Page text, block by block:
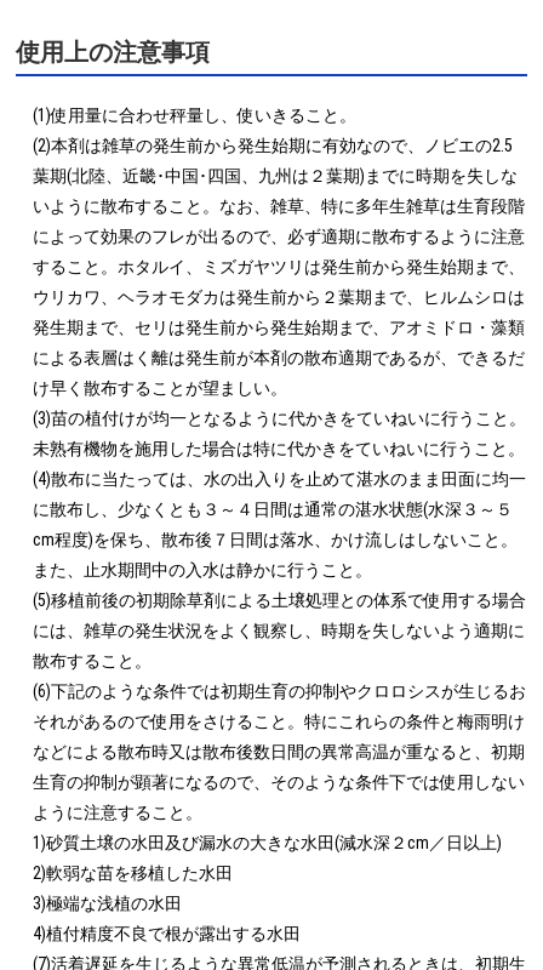
使用上の注意事項
(1)使用量に合わせ秤量し、使いきること。
(2)本剤は雑草の発生前から発生始期に有効なので、ノビエの2.5
葉期(北陸、近畿･中国･四国、九州は２葉期)までに時期を失しな
いように散布すること。なお、雑草、特に多年生雑草は生育段階
によって効果のフレが出るので、必ず適期に散布するように注意
すること。ホタルイ、ミズガヤツリは発生前から発生始期まで、
ウリカワ、ヘラオモダカは発生前から２葉期まで、ヒルムシロは
発生期まで、セリは発生前から発生始期まで、アオミドロ・藻類
による表層はく離は発生前が本剤の散布適期であるが、できるだ
け早く散布することが望ましい。
(3)苗の植付けが均一となるように代かきをていねいに行うこと。
未熟有機物を施用した場合は特に代かきをていねいに行うこと。
(4)散布に当たっては、水の出入りを止めて湛水のまま田面に均一
に散布し、少なくとも３～４日間は通常の湛水状態(水深３～５
cm程度)を保ち、散布後７日間は落水、かけ流しはしないこと。
また、止水期間中の入水は静かに行うこと。
(5)移植前後の初期除草剤による土壌処理との体系で使用する場合
には、雑草の発生状況をよく観察し、時期を失しないよう適期に
散布すること。
(6)下記のような条件では初期生育の抑制やクロロシスが生じるお
それがあるので使用をさけること。特にこれらの条件と梅雨明け
などによる散布時又は散布後数日間の異常高温が重なると、初期
生育の抑制が顕著になるので、そのような条件下では使用しない
ように注意すること。
1)砂質土壌の水田及び漏水の大きな水田(減水深２cm／日以上)
2)軟弱な苗を移植した水田
3)極端な浅植の水田
4)植付精度不良で根が露出する水田
(7)活着遅延を生じるような異常低温が予測されるときは、初期生